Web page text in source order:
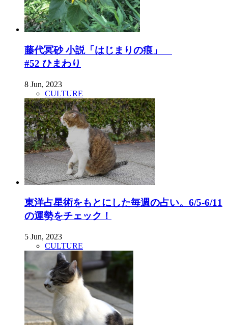
藤代冥砂 小説「はじまりの痕」
#52 ひまわり
8 Jun, 2023
CULTURE
東洋占星術をもとにした毎週の占い。6/5-6/11
の運勢をチェック！
5 Jun, 2023
CULTURE